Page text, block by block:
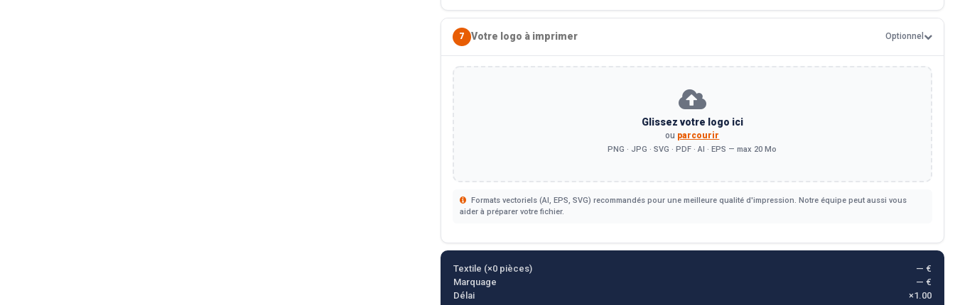
7 Votre logo à imprimer Optionnel
Glissez votre logo ici
ou parcourir
PNG · JPG · SVG · PDF · AI · EPS — max 20 Mo
Formats vectoriels (AI, EPS, SVG) recommandés pour une meilleure qualité d'impression. Notre équipe peut aussi vous
aider à préparer votre fichier.
Textile (×0pièces)
— €
Marquage
— €
Délai
×1.00